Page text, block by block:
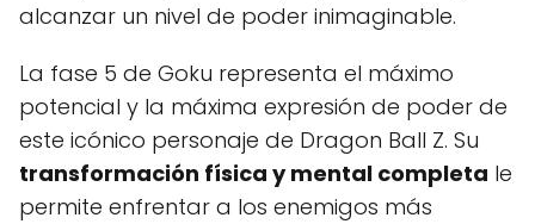
alcanzar un nivel de poder inimaginable.
La fase 5 de Goku representa el máximo
potencial y la máxima expresión de poder de
este icónico personaje de Dragon Ball Z. Su
transformación física y mental completa le
permite enfrentar a los enemigos más